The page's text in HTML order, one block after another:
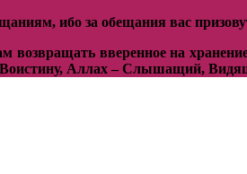
ибо за обещания вас
возвращать вверенное на
Воистину, Аллах – Слышащий,